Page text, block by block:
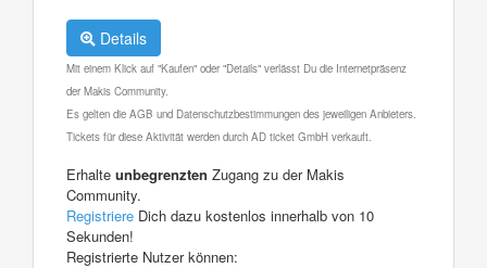
Details
Mit einem Klick auf "Kaufen" oder "Details" verlässt Du die Internetpräsenz
der Makis Community.
Es gelten die AGB und Datenschutzbestimmungen des jeweiligen Anbieters.
Tickets für diese Aktivität werden durch AD ticket GmbH verkauft.
Erhalte unbegrenzten Zugang zu der Makis
Community.
Registriere Dich dazu kostenlos innerhalb von 10
Sekunden!
Registrierte Nutzer können: